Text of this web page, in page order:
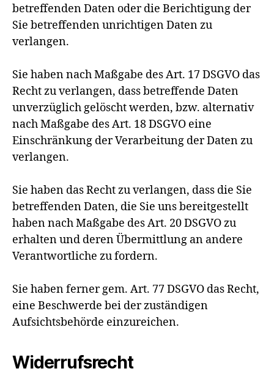
betreffenden Daten oder die Berichtigung der
Sie betreffenden unrichtigen Daten zu
verlangen.
Sie haben nach Maßgabe des Art. 17 DSGVO das
Recht zu verlangen, dass betreffende Daten
unverzüglich gelöscht werden, bzw. alternativ
nach Maßgabe des Art. 18 DSGVO eine
Einschränkung der Verarbeitung der Daten zu
verlangen.
Sie haben das Recht zu verlangen, dass die Sie
betreffenden Daten, die Sie uns bereitgestellt
haben nach Maßgabe des Art. 20 DSGVO zu
erhalten und deren Übermittlung an andere
Verantwortliche zu fordern.
Sie haben ferner gem. Art. 77 DSGVO das Recht,
eine Beschwerde bei der zuständigen
Aufsichtsbehörde einzureichen.
Widerrufsrecht